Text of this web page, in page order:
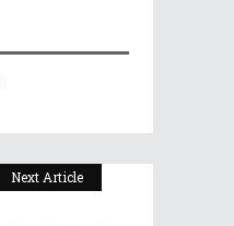
Next Article